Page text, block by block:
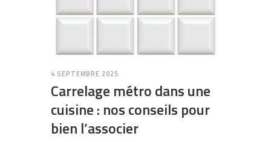
4 SEPTEMBRE 2025
Carrelage métro dans une
cuisine : nos conseils pour
bien l’associer